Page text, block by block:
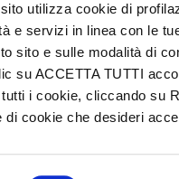
utilizza cookie di
e servizi in linea con le
sito e sulle modalità di
su ACCETTA TUTTI
i cookie, cliccando su
di cookie che desideri
riservati
Agrario S.r.l.
16
ESPLORA
Chi
Contatti
sito